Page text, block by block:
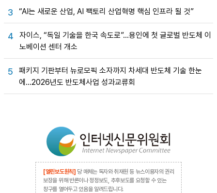
3 “AI는 새로운 산업, AI 팩토리 산업혁명 핵심 인프라 될 것”
4
자이스, “독일 기술을 한국 속도로”…용인에 첫 글로벌 반도체 이
노베이션 센터 개소
5
패키지 기판부터 뉴로모픽 소자까지 차세대 반도체 기술 한눈
에…2026년도 반도체사업 성과교류회
[열린보도원칙] 당 매체는 독자와 취재원 등 뉴스이용자의 권리
보장을 위해 반론이나 정정보도, 추후보도를 요청할 수 있는
창구를 열어두고 있음을 알려드립니다.